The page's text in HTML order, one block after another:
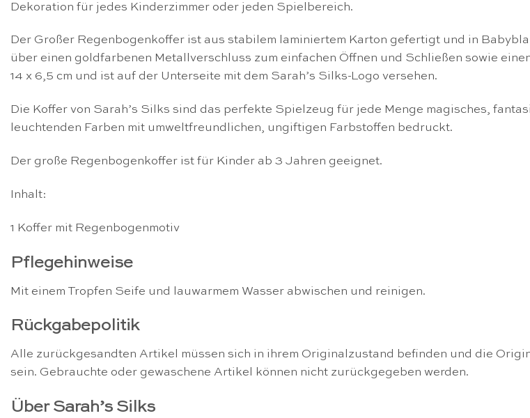
Dekoration für jedes Kinderzimmer oder jeden Spielbereich.
Der Großer Regenbogenkoffer ist aus stabilem laminiertem Karton gefertigt und in
über einen goldfarbenen Metallverschluss zum einfachen Öffnen und Schließen sowie
14 x 6,5 cm und ist auf der Unterseite mit dem Sarah’s Silks-Logo versehen.
Die Koffer von Sarah’s Silks sind das perfekte Spielzeug für jede Menge magisches,
leuchtenden Farben mit umweltfreundlichen, ungiftigen Farbstoffen bedruckt.
Der große Regenbogenkoffer ist für Kinder ab 3 Jahren geeignet.
Inhalt:
1 Koffer mit Regenbogenmotiv
Pflegehinweise
Mit einem Tropfen Seife und lauwarmem Wasser abwischen und reinigen.
Rückgabepolitik
Alle zurückgesandten Artikel müssen sich in ihrem Originalzustand befinden und die
sein. Gebrauchte oder gewaschene Artikel können nicht zurückgegeben werden.
Über Sarah’s Silks